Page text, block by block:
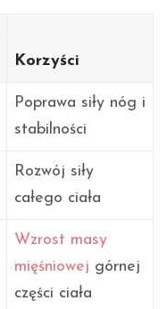
Korzyści
Poprawa siły nóg i
stabilności
Rozwój siły
całego ciała
Wzrost masy
mięśniowej górnej
części ciała